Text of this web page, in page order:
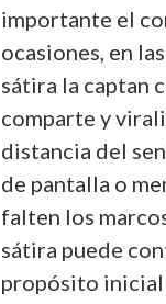
importante el
ocasiones, en
sátira la captan
comparte y
distancia del
de pantalla o
falten los
sátira puede
propósito inicial